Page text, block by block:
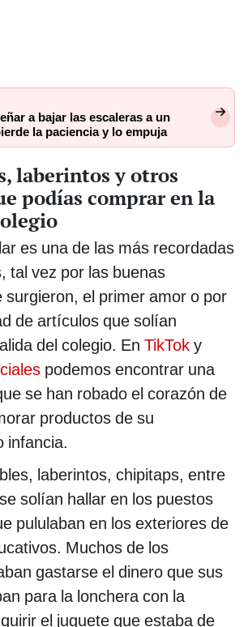
a bajar las escaleras a un
la paciencia y lo empuja
laberintos y otros
podías comprar en la
es una de las más recordadas
tal vez por las buenas
surgieron, el primer amor o por
de artículos que solían
del colegio. En TikTok y
podemos encontrar una
se han robado el corazón de
productos de su
infancia.
laberintos, chipitaps, entre
solían hallar en los puestos
pululaban en los exteriores de
Muchos de los
gastarse el dinero que sus
para la lonchera con la
el juguete que estaba de